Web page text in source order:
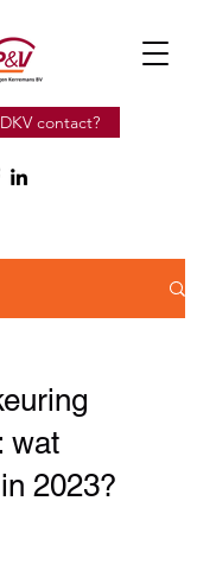
contact?
wat
2023?